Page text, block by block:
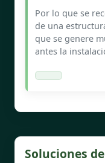
Por lo que se
de una
que se genere
antes la
Soluciones